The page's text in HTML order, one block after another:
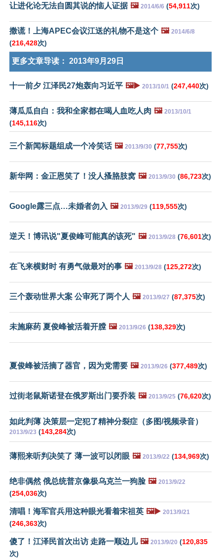
让进化论无法自圆其说的恼人证据 🖼️ 2014/6/6 (54,911次)
撒谎！上海APEC会议江送的礼物不是这个 🖼️ 2014/6/8
(216,428次)
更多文章导读： 2013年9月29日
十一前夕 江泽民27炮轰向习近平 🖼️▶️ 2013/10/1 (247,440次)
薄瓜瓜自白：我和全家都在喝人血吃人肉 🖼️ 2013/10/1
(145,116次)
三个新闻标题组成一个冷笑话 🖼️ 2013/9/30 (77,755次)
新华网：金正恩笑了！没人搔胳肢窝 🖼️ 2013/9/30 (86,723次)
Google露三点…未婚者勿入 🖼️ 2013/9/29 (119,555次)
逆天！博讯说"夏俊峰可能真的该死" 🖼️ 2013/9/28 (76,601次)
在飞来横财时 有勇气做最对的事 🖼️ 2013/9/28 (125,272次)
三个轰动世界大案 公审死了两个人 🖼️ 2013/9/27 (87,375次)
未施麻药 夏俊峰被活着开膛 🖼️ 2013/9/26 (138,329次)
夏俊峰被活摘了器官，因为党需要 🖼️ 2013/9/26 (377,489次)
过街老鼠斯诺登在俄罗斯出门要乔装 🖼️ 2013/9/25 (76,620次)
如此判薄 决策层一定犯了精神分裂症（多图/视频录音）
2013/9/23 (143,284次)
薄熙来听判决笑了 薄一波可以闭眼 🖼️ 2013/9/22 (134,969次)
绝非偶然 俄总统普京像极乌克兰一狗脸 🖼️ 2013/9/22
(254,036次)
清唱！海军官兵用这种眼光看着宋祖英 🖼️▶️ 2013/9/21
(246,363次)
傻了！江泽民首次出访 走路一顺边儿 🖼️ 2013/9/20 (120,835
次)